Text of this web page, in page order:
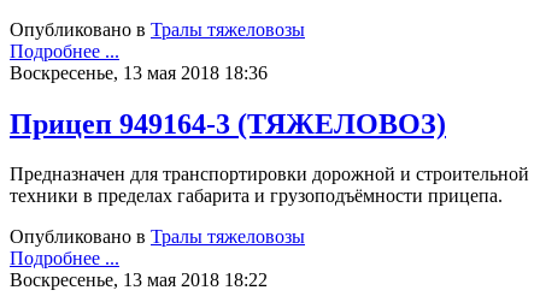
Опубликовано в Тралы тяжеловозы
Подробнее ...
Воскресенье, 13 мая 2018 18:36
Прицеп 949164-3 (ТЯЖЕЛОВОЗ)
Предназначен для транспортировки дорожной и строительной
техники в пределах габарита и грузоподъёмности прицепа.
Опубликовано в Тралы тяжеловозы
Подробнее ...
Воскресенье, 13 мая 2018 18:22